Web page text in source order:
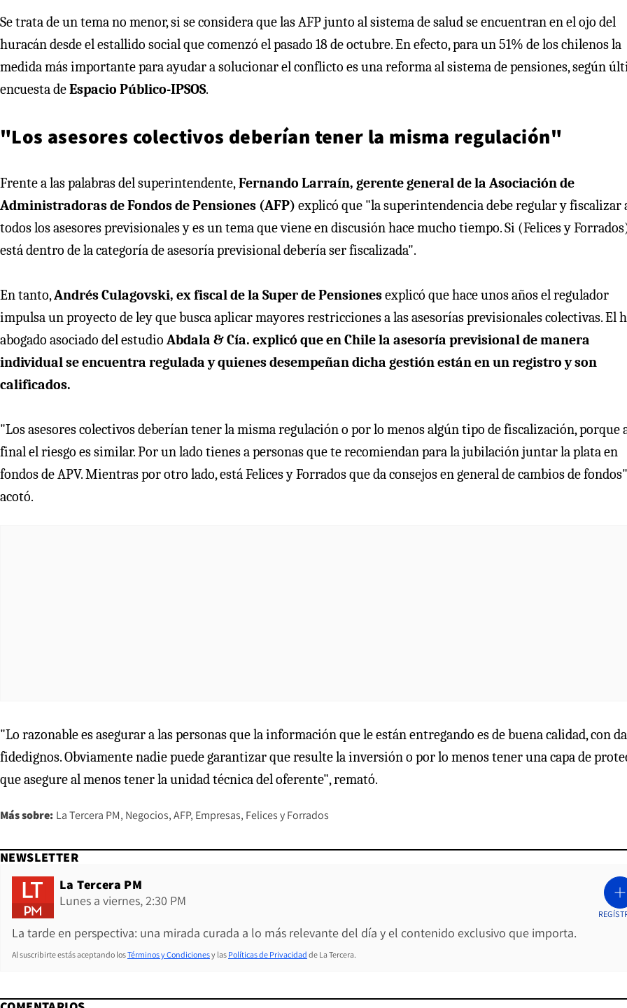
Se trata de un tema no menor, si se considera que las AFP junto al sistema de salud se encuentran en el ojo del
huracán desde el estallido social que comenzó el pasado 18 de octubre. En efecto, para un 51% de los chilenos la
medida más importante para ayudar a solucionar el conflicto es una reforma al sistema de pensiones, según
encuesta deEspacio Público-IPSOS.
"Los asesores colectivos deberían tener la misma regulación"
Frente a las palabras del superintendente,Fernando Larraín, gerente general de la Asociación de
Administradoras de Fondos de Pensiones (AFP) explicó que "la superintendencia debe regular y fiscalizar
todos los asesores previsionales y es un tema que viene en discusión hace mucho tiempo. Si (Felices y
está dentro de la categoría de asesoría previsional debería ser fiscalizada".
En tanto,Andrés Culagovski, ex fiscal de la Super de Pensionesexplicó que hace unos años el regulador
impulsa un proyecto de ley que busca aplicar mayores restricciones a las asesorías previsionales colectivas. El
abogado asociado del estudio Abdala & Cía. explicó que en Chile la asesoría previsional de manera
individual se encuentra regulada y quienes desempeñan dicha gestión están en un registro y son
calificados.
"Los asesores colectivos deberían tener la misma regulación o por lo menos algún tipo de fiscalización, porque
final el riesgo es similar. Por un lado tienes a personas que te recomiendan para la jubilación juntar la plata en
fondos de APV. Mientras por otro lado, está Felices y Forrados que da consejos en general de cambios de
acotó.
"Lo razonable es asegurar a las personas que la información que le están entregando es de buena calidad, con
fidedignos. Obviamente nadie puede garantizar que resulte la inversión o por lo menos tener una capa de
que asegure al menos tener la unidad técnica del oferente", remató.
Más sobre: La Tercera PM Negocios AFP Empresas Felices y Forrados
NEWSLETTER
La Tercera PM
Lunes a viernes, 2:30 PM
La tarde en perspectiva: una mirada curada a lo más relevante del día y el contenido exclusivo que importa.
Al suscribirte estás aceptando losTérminos y Condicionesy las Políticas de Privacidad de La Tercera.